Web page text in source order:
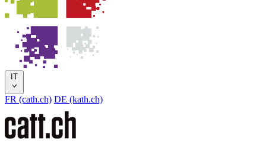
IT
FR (cath.ch) DE (kath.ch)